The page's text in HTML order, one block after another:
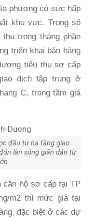
phương có sức hấp
khu vực. Trong số
trong tháng phần
triển khai bán hàng
tiêu thụ sơ cấp
dịch tập trung ở
C, trong tầm giá
đầu tư hạ tầng giao
làn sóng giãn dân từ
căn hộ sơ cấp tại TP
m2 thì mức giá tại
đặc biệt ở các dự